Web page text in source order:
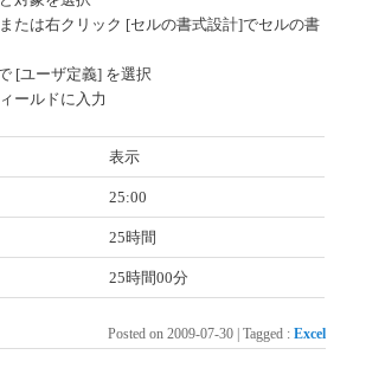
たは右クリック [セルの書式設計]でセルの書
[ユーザ定義] を選択
ールドに入力
表示
25:00
25時間
25時間00分
Posted on 2009-07-30 Tagged : Excel